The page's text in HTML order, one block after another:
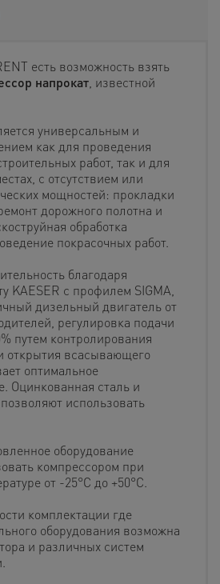
есть возможность взять
напрокат , известной
универсальным и
как для проведения
работ, так и для
с отсутствием или
мощностей: прокладки
дорожного полотна и
обработка
покрасочных работ.
благодаря
KAESER с профилем SIGMA,
дизельный двигатель от
регулировка подачи
путем контролирования
открытия всасывающего
оптимальное
Оцинкованная сталь и
использовать
оборудование
компрессором при
от -25°C до +50°C.
комплектации где
оборудования возможна
и различных систем